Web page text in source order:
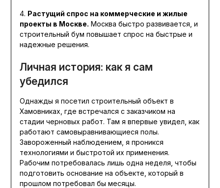
4. Растущий спрос на коммерческие и жилые
проекты в Москве. Москва быстро развивается, и
строительный бум повышает спрос на быстрые и
надежные решения.
Личная история: как я сам
убедился
Однажды я посетил строительный объект в
Хамовниках, где встречался с заказчиком на
стадии черновых работ. Там я впервые увидел, как
работают самовыравнивающиеся полы.
Завороженный наблюдением, я проникся
технологиями и быстротой их применения.
Рабочим потребовалась лишь одна неделя, чтобы
подготовить основание на объекте, который в
прошлом потребовал бы месяцы.